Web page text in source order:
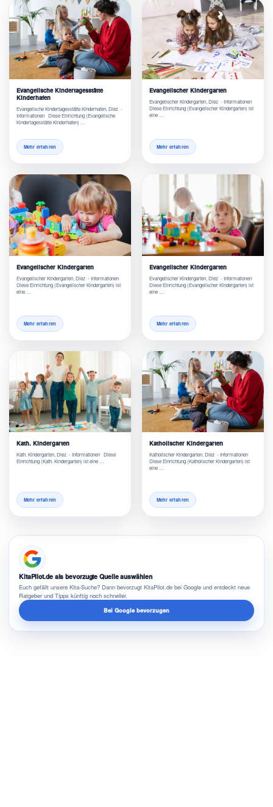
Evangelische Kindertagesstätte
Kinderhafen
Evangelische Kindertagesstätte Kinderhafen, Diez -
Informationen Diese Einrichtung (Evangelische
Kindertagesstätte Kinderhafen) …
Mehr erfahren
Evangelischer Kindergarten
Evangelischer Kindergarten, Diez - Informationen
Diese Einrichtung (Evangelischer Kindergarten) ist
eine …
Mehr erfahren
Evangelischer Kindergarten
Evangelischer Kindergarten, Diez - Informationen
Diese Einrichtung (Evangelischer Kindergarten) ist
eine …
Mehr erfahren
Evangelischer Kindergarten
Evangelischer Kindergarten, Diez - Informationen
Diese Einrichtung (Evangelischer Kindergarten) ist
eine …
Mehr erfahren
Kath. Kindergarten
Kath. Kindergarten, Diez - Informationen Diese
Einrichtung (Kath. Kindergarten) ist eine …
Mehr erfahren
Katholischer Kindergarten
Katholischer Kindergarten, Diez - Informationen
Diese Einrichtung (Katholischer Kindergarten) ist
eine …
Mehr erfahren
KitaPilot.de als bevorzugte Quelle auswählen
Euch gefällt unsere Kita-Suche? Dann bevorzugt KitaPilot.de bei Google und entdeckt neue
Ratgeber und Tipps künftig noch schneller.
Bei Google bevorzugen